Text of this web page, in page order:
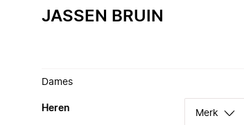
JASSEN BRUIN
Dames
Heren Merk